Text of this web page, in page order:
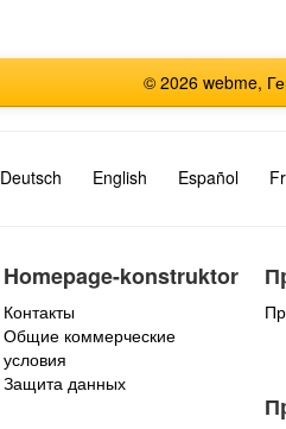
© 2026 webme,
Deutsch English Español
Homepage-konstruktor
Контакты
Общие коммерческие
условия
Защита данных